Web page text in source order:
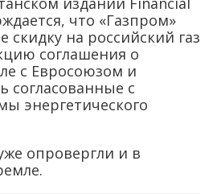
что «Газпром»
скидку на российский газ
соглашения о
с Евросоюзом и
согласованные с
энергетического
опровергли и в